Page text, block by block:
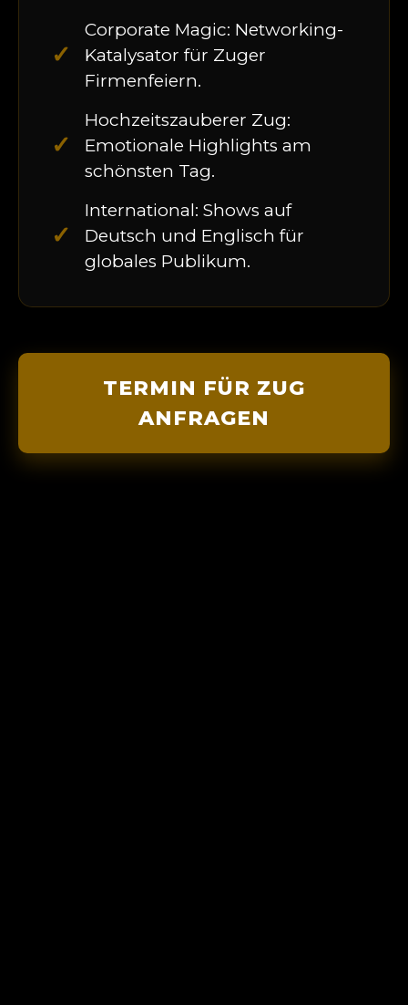
✓
Corporate Magic: Networking-
Katalysator für Zuger
Firmenfeiern.
✓
Hochzeitszauberer Zug:
Emotionale Highlights am
schönsten Tag.
✓
International: Shows auf
Deutsch und Englisch für
globales Publikum.
TERMIN FÜR ZUG
ANFRAGEN